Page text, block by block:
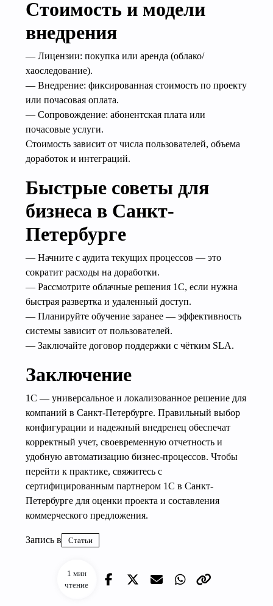
1 мин
чтение
Стоимость и модели
внедрения
— Лицензии: покупка или аренда (облако/
хаоследование).
— Внедрение: фиксированная стоимость по проекту
или почасовая оплата.
— Сопровождение: абонентская плата или
почасовые услуги.
Стоимость зависит от числа пользователей, объема
доработок и интеграций.
Быстрые советы для
бизнеса в Санкт-
Петербурге
— Начните с аудита текущих процессов — это
сократит расходы на доработки.
— Рассмотрите облачные решения 1С, если нужна
быстрая развертка и удаленный доступ.
— Планируйте обучение заранее — эффективность
системы зависит от пользователей.
— Заключайте договор поддержки с чётким SLA.
Заключение
1С — универсальное и локализованное решение для
компаний в Санкт-Петербурге. Правильный выбор
конфигурации и надежный внедренец обеспечат
корректный учет, своевременную отчетность и
удобную автоматизацию бизнес-процессов. Чтобы
перейти к практике, свяжитесь с
сертифицированным партнером 1С в Санкт-
Петербурге для оценки проекта и составления
коммерческого предложения.
Запись в Статьи